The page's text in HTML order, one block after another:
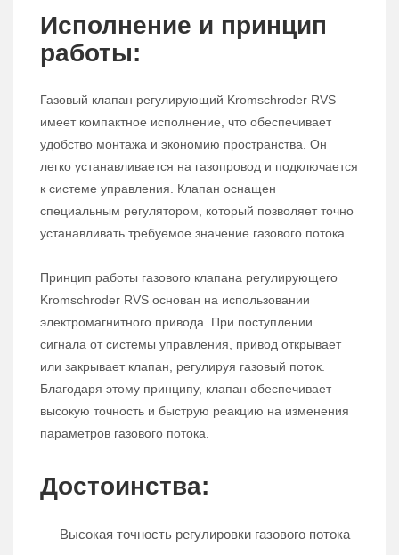
Исполнение и принцип
работы:
Газовый клапан регулирующий Kromschroder RVS
имеет компактное исполнение, что обеспечивает
удобство монтажа и экономию пространства. Он
легко устанавливается на газопровод и подключается
к системе управления. Клапан оснащен
специальным регулятором, который позволяет точно
устанавливать требуемое значение газового потока.
Принцип работы газового клапана регулирующего
Kromschroder RVS основан на использовании
электромагнитного привода. При поступлении
сигнала от системы управления, привод открывает
или закрывает клапан, регулируя газовый поток.
Благодаря этому принципу, клапан обеспечивает
высокую точность и быструю реакцию на изменения
параметров газового потока.
Достоинства:
Высокая точность регулировки газового потока